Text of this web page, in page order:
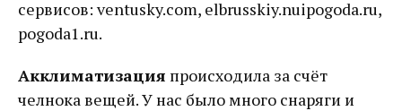
сервисов: ventusky.com, elbrusskiy.nuipogoda.ru,
pogoda1.ru.
Акклиматизация происходила за счёт
челнока вещей. У нас было много снаряги и